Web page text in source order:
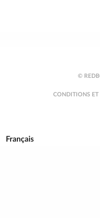
©
CONDITIONS ET
Français